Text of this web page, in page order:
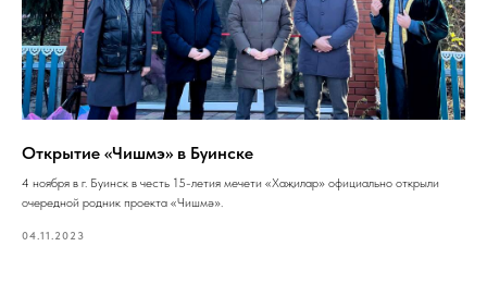
Открытие «Чишмэ» в Буинске
4 ноября в г. Буинск в честь 15-летия мечети «Хаҗилар» официально открыли
очередной родник проекта «Чишмә».
04.11.2023